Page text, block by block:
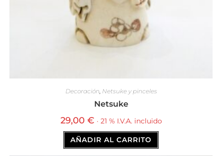
Decoración, Netsuke y pinceles
Netsuke
29,00 € · 21 % I.V.A. incluido
AÑADIR AL CARRITO